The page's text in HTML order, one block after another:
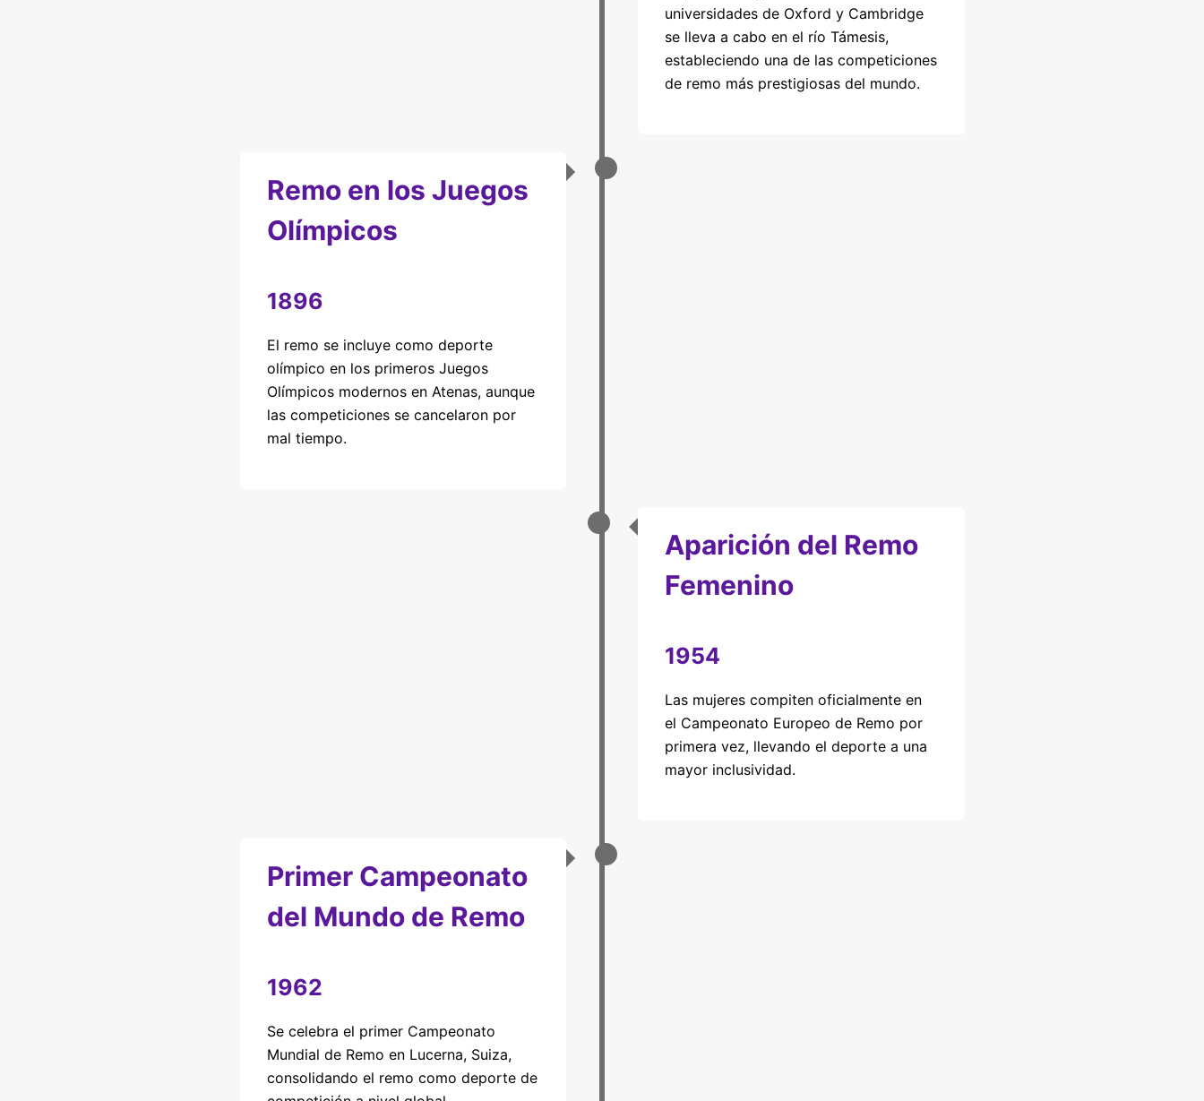
universidades de Oxford y Cambridge
se lleva a cabo en el río Támesis,
estableciendo una de las competiciones
de remo más prestigiosas del mundo.
Remo en los Juegos
Olímpicos
1896
El remo se incluye como deporte
olímpico en los primeros Juegos
Olímpicos modernos en Atenas, aunque
las competiciones se cancelaron por
mal tiempo.
Aparición del Remo
Femenino
1954
Las mujeres compiten oficialmente en
el Campeonato Europeo de Remo por
primera vez, llevando el deporte a una
mayor inclusividad.
Primer Campeonato
del Mundo de Remo
1962
Se celebra el primer Campeonato
Mundial de Remo en Lucerna, Suiza,
consolidando el remo como deporte de